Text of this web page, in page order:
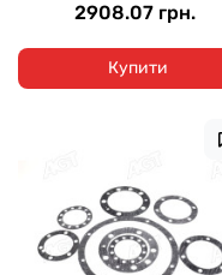
2908.07 грн.
Купити